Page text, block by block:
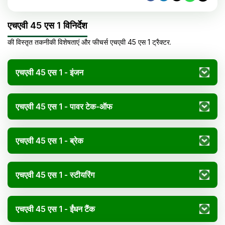
एचएवी 45 एस 1 विनिर्देश
की विस्तृत तकनीकी विशेषताएं और फीचर्स एचएवी 45 एस 1 ट्रैक्टर.
एचएवी 45 एस 1 - इंजन
एचएवी 45 एस 1 - पावर टेक-ऑफ
एचएवी 45 एस 1 - ब्रेक
एचएवी 45 एस 1 - स्टीयरिंग
एचएवी 45 एस 1 - ईंधन टैंक